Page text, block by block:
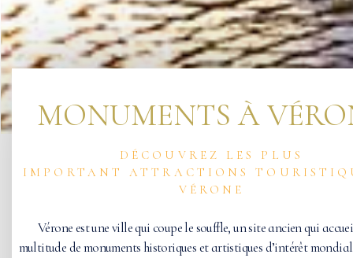
MONUMENTS À
DÉCOUVREZ LES PLUS
IMPORTANT ATTRACTIONS
VÉRONE
Vérone est une ville qui coupe le souffle, un site ancien qui
multitude de monuments historiques et artistiques d’intérêt